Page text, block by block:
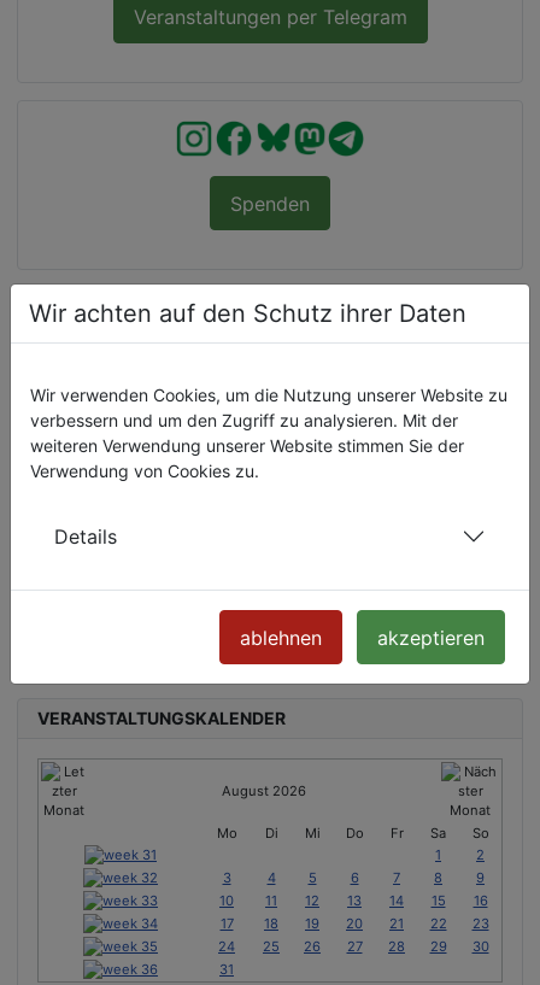
Veranstaltungen per Telegram
Spenden
IDA* / IDAHOBIT* THÜRINGEN
IDA* Thüringen 2021
IDAHoBIT* 2020
IDAHoBIT* 2019
IDAHoBIT* Jena 2016
IDAHOT* Jena 2014
IDAHOT* Jena 2012
VERANSTALTUNGSKALENDER
August 2026
Mo Di Mi Do Fr Sa
So
1
2
3
4 5 6 7 8
9
10
11 12 13 14 15
16
17
18 19 20 21 22
23
24
25 26 27 28 29
30
31
Wir achten auf den Schutz ihrer Daten
Wir verwenden Cookies, um die Nutzung unserer Website zu
verbessern und um den Zugriff zu analysieren. Mit der
weiteren Verwendung unserer Website stimmen Sie der
Verwendung von Cookies zu.
Details
ablehnen akzeptieren